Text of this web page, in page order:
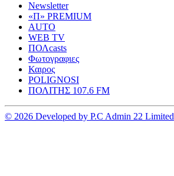
Newsletter
«Π» PREMIUM
AUTO
WEB TV
ΠΟΛcasts
Φωτογραφιες
Καιρος
POLIGNOSI
ΠΟΛΙΤΗΣ 107.6 FM
© 2026 Developed by P.C Admin 22 Limited